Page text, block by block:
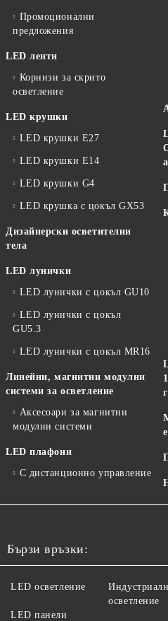
Промоционални
предложения
LED ленти
Корнизи за скрито
осветление
LED крушки
LED крушки E27
LED крушки E14
LED крушки G4
LED крушка с цокъл GX53
Дизайнерски осветителни
тела
LED лунички
LED лунички с цокъл GU10
LED лунички с цокъл
GU5.3
LED лунички с цокъл MR16
Линейни, магнитни модулни
системи за осветление
Аксесоари за магнитни
модулни системи
LED плафони
С дистанционно управление
Бързи връзки:
LED осветление
LED панели
осветление